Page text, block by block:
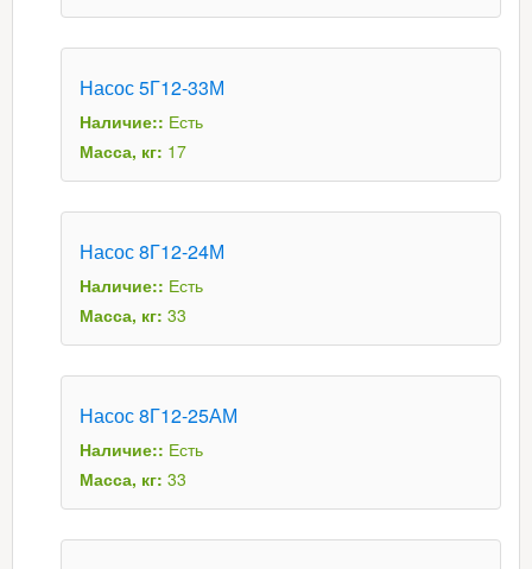
Насос 5Г12-33М
Наличие:: Есть
Масса, кг: 17
Насос 8Г12-24М
Наличие:: Есть
Масса, кг: 33
Насос 8Г12-25АМ
Наличие:: Есть
Масса, кг: 33